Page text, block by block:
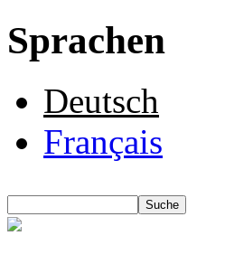
Sprachen
Deutsch
Français